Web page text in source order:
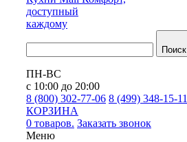
доступный
каждому
Поиск
ПН-ВС
с 10:00 до 20:00
8 (800) 302-77-06 8 (499) 348-15-11
КОРЗИНА
0 товаров. Заказать звонок
Меню